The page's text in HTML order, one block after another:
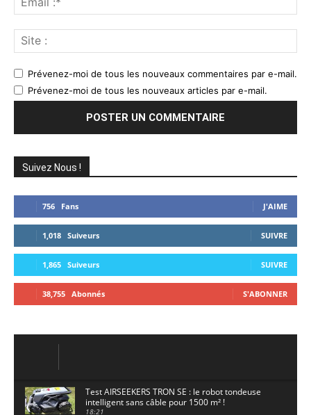
:*
:
Prévenez-moi de tous les nouveaux commentaires par e-mail.
Prévenez-moi de tous les nouveaux articles par e-mail.
Suivez Nous !
756 Fans J'AIME
1,018 Suiveurs SUIVRE
1,865 Suiveurs SUIVRE
38,755 Abonnés S'ABONNER
Test AIRSEEKERS TRON SE : le robot tondeuse
intelligent sans câble pour 1500 m² !
18:21